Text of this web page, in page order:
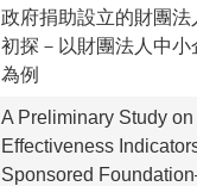
政府捐助設立的財團法
初探－以財團法人中
為例
A Preliminary Study on
Effectiveness
Sponsored